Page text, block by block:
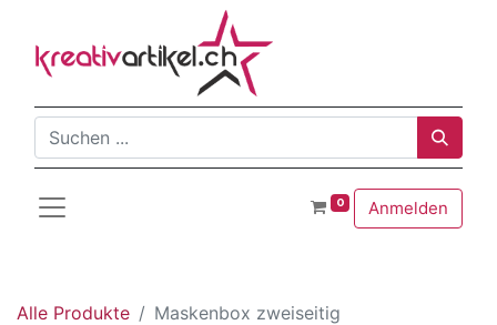
0 Anmelden
Alle Produkte Maskenbox zweiseitig